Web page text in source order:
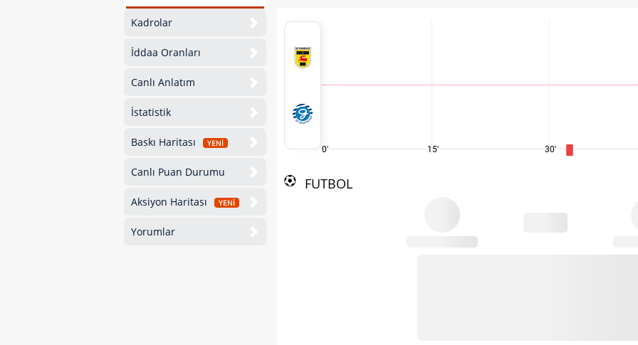
Kadrolar
İddaa Oranları
Canlı Anlatım
İstatistik
Baskı Haritası YENİ
Canlı Puan Durumu
Aksiyon Haritası YENİ
Yorumlar
0' 15' 30'
FUTBOL